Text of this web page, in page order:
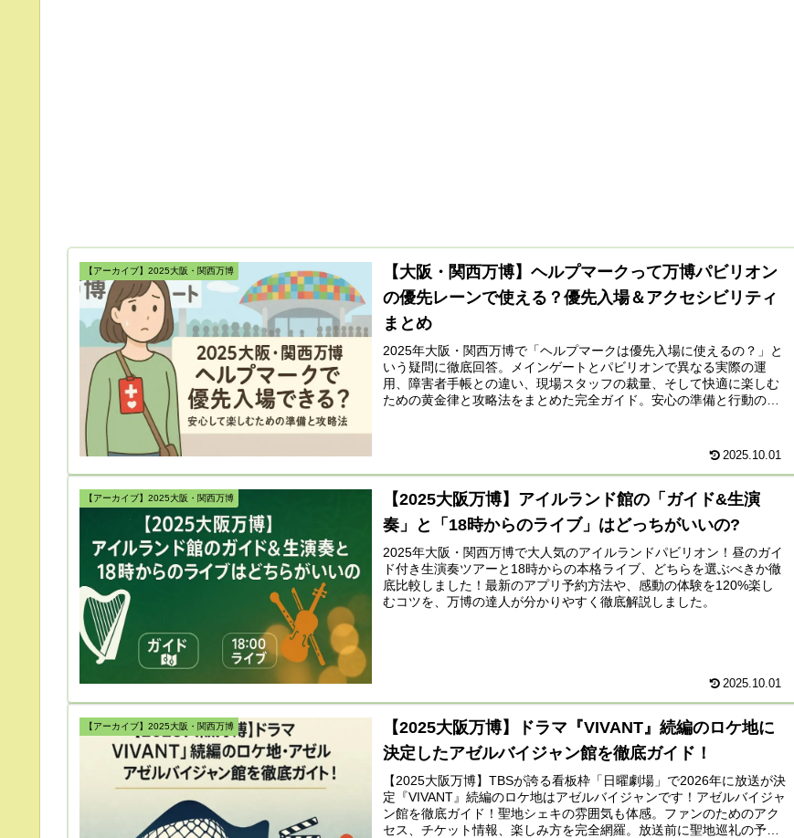
【アーカイブ】2025大阪・関西万博
【大阪・関西万博】ヘルプマークって万博パビリオン
の優先レーンで使える？優先入場＆アクセシビリティ
まとめ
2025年大阪・関西万博で「ヘルプマークは優先入場に使えるの？」と
いう疑問に徹底回答。メインゲートとパビリオンで異なる実際の運
用、障害者手帳との違い、現場スタッフの裁量、そして快適に楽しむ
ための黄金律と攻略法をまとめた完全ガイド。安心の準備と行動のヒ
2025.10.01
【アーカイブ】2025大阪・関西万博
【2025大阪万博】アイルランド館の「ガイド&生演
奏」と「18時からのライブ」はどっちがいいの?
2025年大阪・関西万博で大人気のアイルランドパビリオン！昼のガイ
ド付き生演奏ツアーと18時からの本格ライブ、どちらを選ぶべきか徹
底比較しました！最新のアプリ予約方法や、感動の体験を120%楽し
むコツを、万博の達人が分かりやすく徹底解説しました。
2025.10.01
【アーカイブ】2025大阪・関西万博
【2025大阪万博】ドラマ『VIVANT』続編のロケ地に
決定したアゼルバイジャン館を徹底ガイド！
【2025大阪万博】TBSが誇る看板枠「日曜劇場」で2026年に放送が決
定『VIVANT』続編のロケ地はアゼルバイジャンです！アゼルバイジャ
ン館を徹底ガイド！聖地シェキの雰囲気も体感。ファンのためのアク
セス、チケット情報、楽しみ方を完全網羅。放送前に聖地巡礼の予習